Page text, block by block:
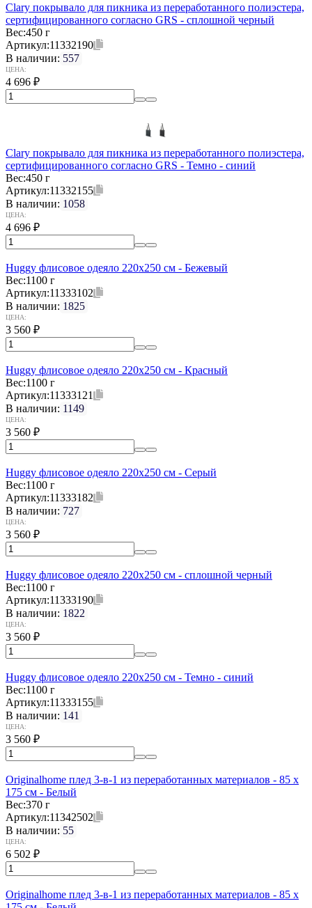
Clary покрывало для пикника из переработанного полиэстера,
сертифицированного согласно GRS - сплошной черный
Вес:450 г
Артикул:11332190
В наличии: 557
ЦЕНА:
4 696 ₽
Clary покрывало для пикника из переработанного полиэстера,
сертифицированного согласно GRS - Темно - синий
Вес:450 г
Артикул:11332155
В наличии: 1058
ЦЕНА:
4 696 ₽
Huggy флисовое одеяло 220x250 см - Бежевый
Вес:1100 г
Артикул:11333102
В наличии: 1825
ЦЕНА:
3 560 ₽
Huggy флисовое одеяло 220x250 см - Красный
Вес:1100 г
Артикул:11333121
В наличии: 1149
ЦЕНА:
3 560 ₽
Huggy флисовое одеяло 220x250 см - Серый
Вес:1100 г
Артикул:11333182
В наличии: 727
ЦЕНА:
3 560 ₽
Huggy флисовое одеяло 220x250 см - сплошной черный
Вес:1100 г
Артикул:11333190
В наличии: 1822
ЦЕНА:
3 560 ₽
Huggy флисовое одеяло 220x250 см - Темно - синий
Вес:1100 г
Артикул:11333155
В наличии: 141
ЦЕНА:
3 560 ₽
Originalhome плед 3-в-1 из переработанных материалов - 85 x
175 см - Белый
Вес:370 г
Артикул:11342502
В наличии: 55
ЦЕНА:
6 502 ₽
Originalhome плед 3-в-1 из переработанных материалов - 85 x